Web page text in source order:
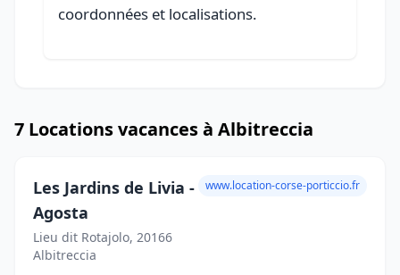
coordonnées et localisations.
7 Locations vacances à Albitreccia
Les Jardins de Livia -
Agosta
Lieu dit Rotajolo, 20166
Albitreccia
www.location-corse-porticcio.fr